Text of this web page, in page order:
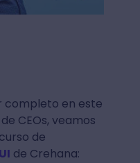
completo en este
CEOs, veamos
de
de Crehana: